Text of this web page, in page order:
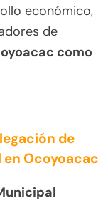
económico,
de
como
de
en Ocoyoacac